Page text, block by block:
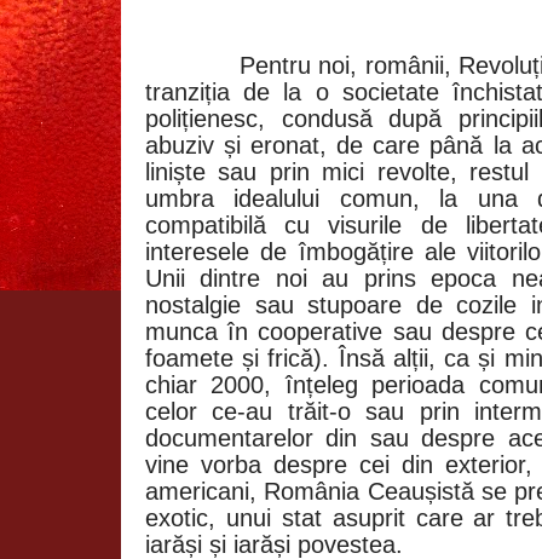
Pentru noi, românii,
tranziția de la o societate
polițienesc, condusă după
abuziv și eronat, de care până la
liniște sau prin mici revolte,
umbra idealului comun, la una
compatibilă cu visurile de
interesele de îmbogățire ale
Unii dintre noi au prins epoca
nostalgie sau stupoare de cozile
munca în cooperative sau despre
foamete și frică). Însă alții, ca și
chiar 2000, înțeleg perioada
celor ce-au trăit-o sau prin
documentarelor din sau despre
vine vorba despre cei din
americani, România Ceaușistă se
exotic, unui stat asuprit care ar
iarăși și iarăși povestea.